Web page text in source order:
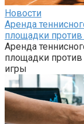
Новости
Аренда
площадки
Аренда
площадки
игры